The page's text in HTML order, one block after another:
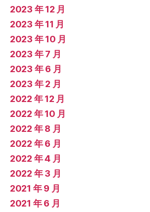
2023 年 12 月
2023 年 11 月
2023 年 10 月
2023 年 7 月
2023 年 6 月
2023 年 2 月
2022 年 12 月
2022 年 10 月
2022 年 8 月
2022 年 6 月
2022 年 4 月
2022 年 3 月
2021 年 9 月
2021 年 6 月